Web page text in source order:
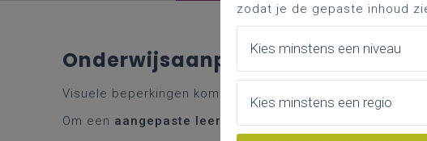
Onderwijsaanpak
Visuele beperkingen komen voor in
Om een aangepaste leerondersteuning
zodat je de gepaste inhoud
Kies minstens een niveau
Kies minstens een regio